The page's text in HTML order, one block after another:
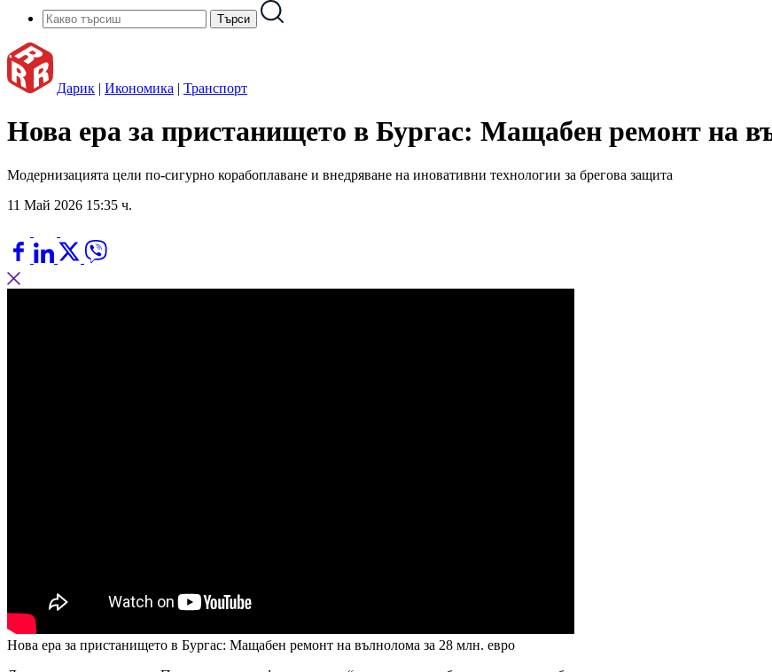
Дарик | Икономика | Транспорт
Нова ера за пристанището в Бургас: Мащабен ремонт на
Модернизацията цели по-сигурно корабоплаване и внедряване на иновативни технологии за брегова защита
11 Май 2026 15:35 ч.
Нова ера за пристанището в Бургас: Мащабен ремонт на вълнолома за 28 млн. евро